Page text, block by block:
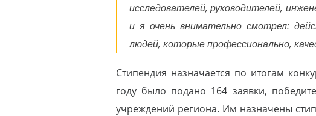
исследователей, руководителей,
и я очень внимательно смотрел:
людей, которые профессионально,
Стипендия назначается по итогам
году было подано 164 заявки,
учреждений региона. Им назначены